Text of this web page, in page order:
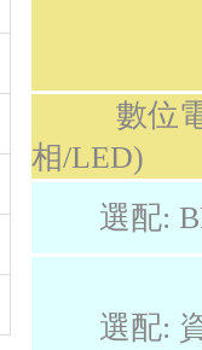
數位電
相/LED)
選配:
選配: 資